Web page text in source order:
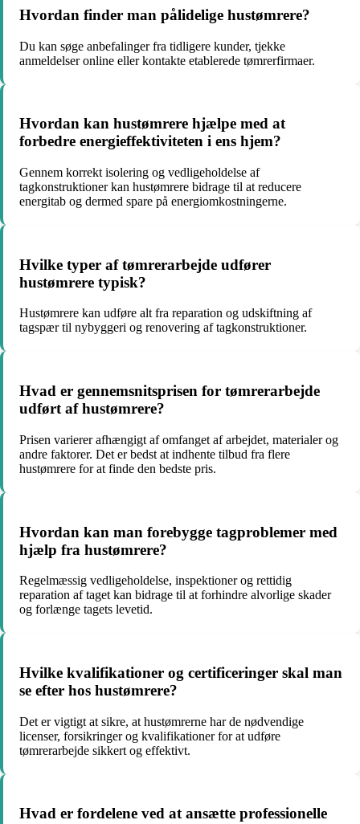
Hvordan finder man pålidelige hustømrere?
Du kan søge anbefalinger fra tidligere kunder, tjekke
anmeldelser online eller kontakte etablerede tømrerfirmaer.
Hvordan kan hustømrere hjælpe med at
forbedre energieffektiviteten i ens hjem?
Gennem korrekt isolering og vedligeholdelse af
tagkonstruktioner kan hustømrere bidrage til at reducere
energitab og dermed spare på energiomkostningerne.
Hvilke typer af tømrerarbejde udfører
hustømrere typisk?
Hustømrere kan udføre alt fra reparation og udskiftning af
tagspær til nybyggeri og renovering af tagkonstruktioner.
Hvad er gennemsnitsprisen for tømrerarbejde
udført af hustømrere?
Prisen varierer afhængigt af omfanget af arbejdet, materialer og
andre faktorer. Det er bedst at indhente tilbud fra flere
hustømrere for at finde den bedste pris.
Hvordan kan man forebygge tagproblemer med
hjælp fra hustømrere?
Regelmæssig vedligeholdelse, inspektioner og rettidig
reparation af taget kan bidrage til at forhindre alvorlige skader
og forlænge tagets levetid.
Hvilke kvalifikationer og certificeringer skal man
se efter hos hustømrere?
Det er vigtigt at sikre, at hustømrerne har de nødvendige
licenser, forsikringer og kvalifikationer for at udføre
tømrerarbejde sikkert og effektivt.
Hvad er fordelene ved at ansætte professionelle